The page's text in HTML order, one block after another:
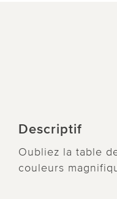
Descriptif
Oubliez la table
couleurs